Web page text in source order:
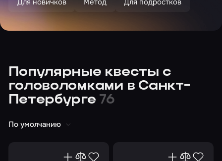
Популярные квесты с
головоломками в Санкт-
Петербурге 76
По умолчанию